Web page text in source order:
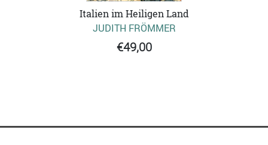
Italien im Heiligen Land
JUDITH FRÖMMER
€49,00